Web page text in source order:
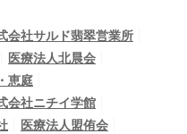
会社サルド翡翠営業所
医療法人北晨会
恵庭
会社ニチイ学館
医療法人盟侑会